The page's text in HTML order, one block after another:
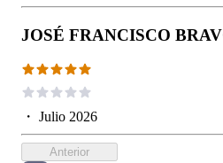
JOSÉ FRANCISCO
・ Julio 2026
Anterior